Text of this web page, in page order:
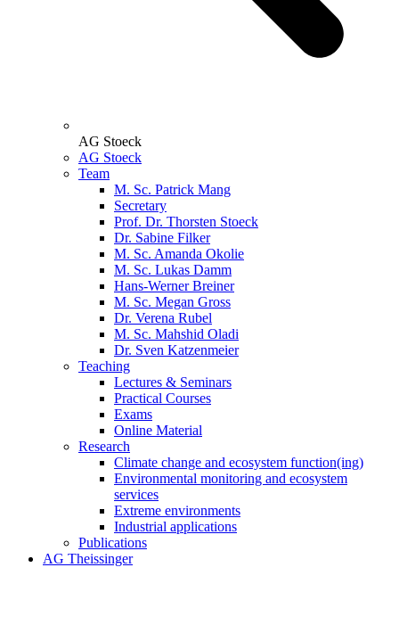
AG Stoeck
AG Stoeck
Team
M. Sc. Patrick Mang
Secretary
Prof. Dr. Thorsten Stoeck
Dr. Sabine Filker
M. Sc. Amanda Okolie
M. Sc. Lukas Damm
Hans-Werner Breiner
M. Sc. Megan Gross
Dr. Verena Rubel
M. Sc. Mahshid Oladi
Dr. Sven Katzenmeier
Teaching
Lectures & Seminars
Practical Courses
Exams
Online Material
Research
Climate change and ecosystem function(ing)
Environmental monitoring and ecosystem
services
Extreme environments
Industrial applications
Publications
AG Theissinger